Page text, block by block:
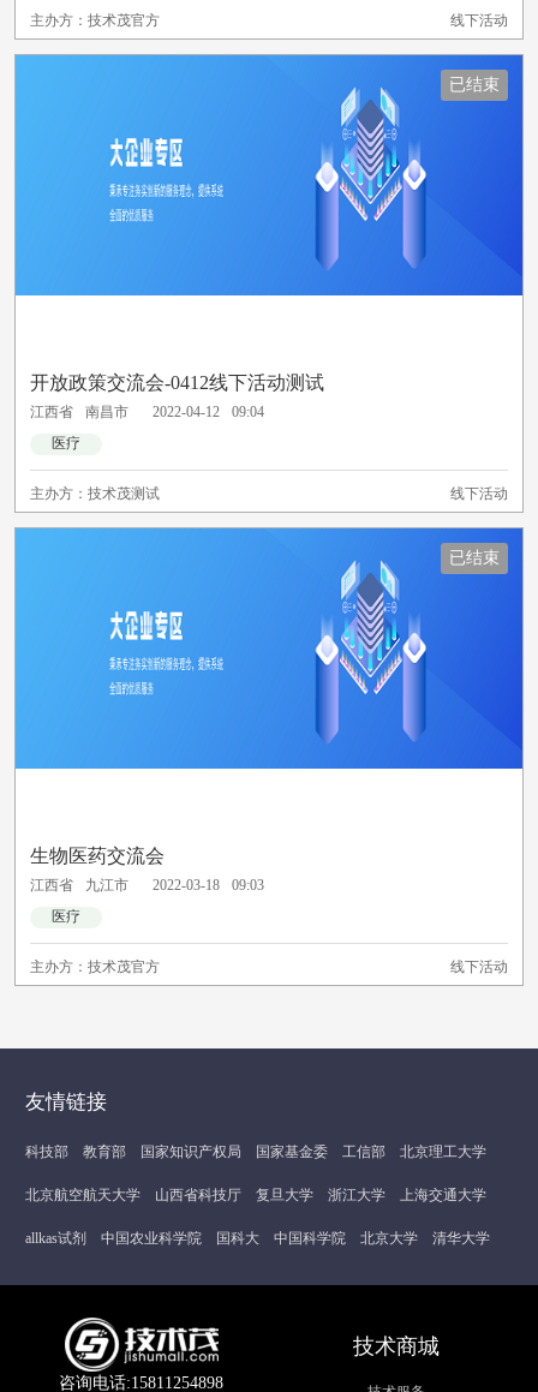
主办方： 技术茂官方 线下活动
已结束
开放政策交流会-0412线下活动测试
江西省 南昌市 2022-04-12
09:04
医疗
主办方： 技术茂测试 线下活动
已结束
生物医药交流会
江西省 九江市 2022-03-18
09:03
医疗
主办方： 技术茂官方 线下活动
友情链接
科技部 教育部 国家知识产权局 国家基金委 工信部 北京理工大学
北京航空航天大学 山西省科技厅 复旦大学 浙江大学 上海交通大学
allkas试剂 中国农业科学院 国科大 中国科学院 北京大学 清华大学
咨询电话:15811254898
技术商城